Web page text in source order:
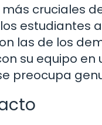
cruciales
estudiantes
las de los
su equipo en
preocupa